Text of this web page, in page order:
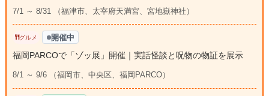
7/1 ～ 8/31 （福津市、太宰府天満宮、宮地嶽神社）
グルメ 開催中
福岡PARCOで「ゾッ展」開催｜実話怪談と呪物の物証を展示
8/1 ～ 9/6 （福岡市、中央区、福岡PARCO）